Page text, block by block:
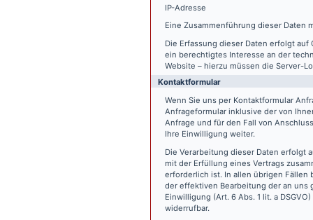
IP-Adresse
Eine Zusammenführung dieser Daten
Die Erfassung dieser Daten erfolgt auf
ein berechtigtes Interesse an der
Website – hierzu müssen die Server-
Kontaktformular
Wenn Sie uns per Kontaktformular
Anfrageformular inklusive der von
Anfrage und für den Fall von
Ihre Einwilligung weiter.
Die Verarbeitung dieser Daten erfolgt
mit der Erfüllung eines Vertrags
erforderlich ist. In allen übrigen Fällen
der effektiven Bearbeitung der an uns
Einwilligung (Art. 6 Abs. 1 lit. a
widerrufbar.